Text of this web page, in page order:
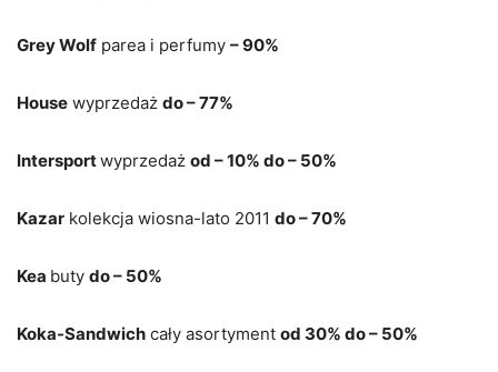
Grey Wolf parea i perfumy – 90%
House wyprzedaż do – 77%
Intersportwyprzedaż od – 10% do – 50%
Kazar kolekcja wiosna-lato 2011 do – 70%
Kea buty do – 50%
Koka-Sandwich cały asortyment od 30% do – 50%